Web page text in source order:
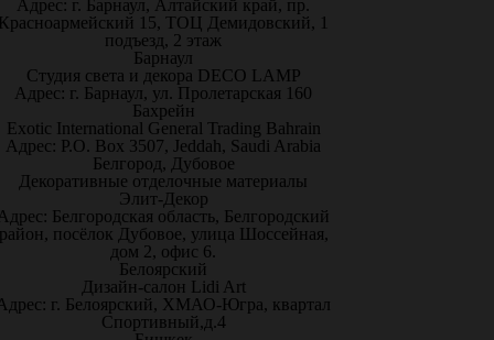
Адрес: г. Барнаул, Алтайский край, пр.
15, ТОЦ Демидовский, 1
подъезд, 2 этаж
Барнаул
Студия света и декора DECO LAMP
Адрес: г. Барнаул, ул. Пролетарская 160
Бахрейн
Exotic International General Trading Bahrain
Адрес: P.O. Box 3507, Jeddah, Saudi Arabia
Белгород, Дубовое
Декоративные отделочные материалы
Элит-Декор
Белгородская область, Белгородский
посёлок Дубовое, улица Шоссейная,
дом 2, офис 6.
Белоярский
Дизайн-салон Lidi Art
г. Белоярский, ХМАО-Югра, квартал
Спортивный,д.4